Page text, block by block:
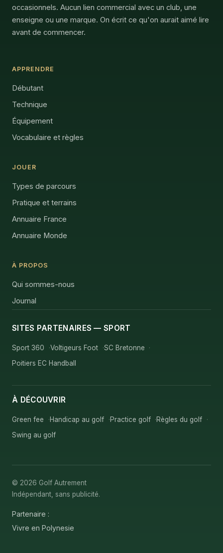
occasionnels. Aucun lien commercial avec un club, une
enseigne ou une marque. On écrit ce qu'on aurait aimé lire
avant de commencer.
APPRENDRE
Débutant
Technique
Équipement
Vocabulaire et règles
JOUER
Types de parcours
Pratique et terrains
Annuaire France
Annuaire Monde
À PROPOS
Qui sommes-nous
Journal
SITES PARTENAIRES — SPORT
Sport 360 Voltigeurs Foot
SC Bretonne
Poitiers EC Handball
À DÉCOUVRIR
Green fee Handicap au golf Practice golf
Règles du golf
Swing au golf
© 2026 Golf Autrement
Indépendant, sans publicité.
Partenaire :
Vivre en Polynesie